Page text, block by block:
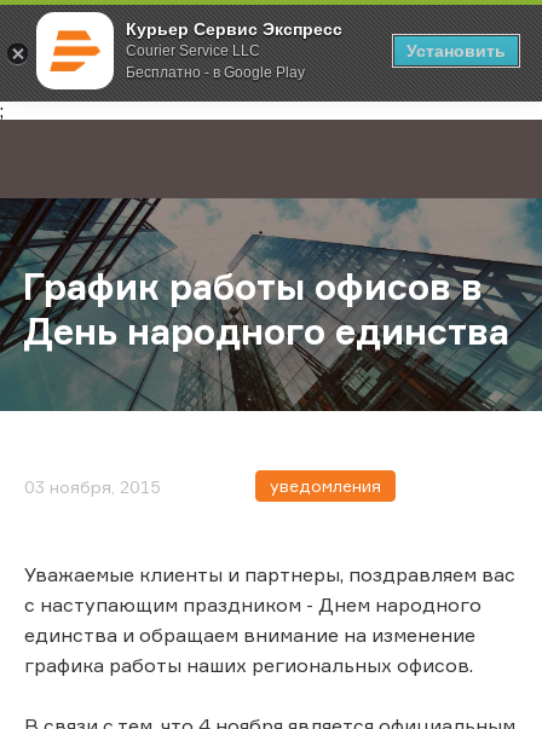
Курьер Сервис Экспресс
Courier Service LLC
Бесплатно - в Google Play
Установить
;
Главная О компании Новости График работы офисов в День
График работы офисов в
День народного единства
03 ноября, 2015 уведомления
Уважаемые клиенты и партнеры, поздравляем вас
с наступающим праздником - Днем народного
единства и обращаем внимание на изменение
графика работы наших региональных офисов.